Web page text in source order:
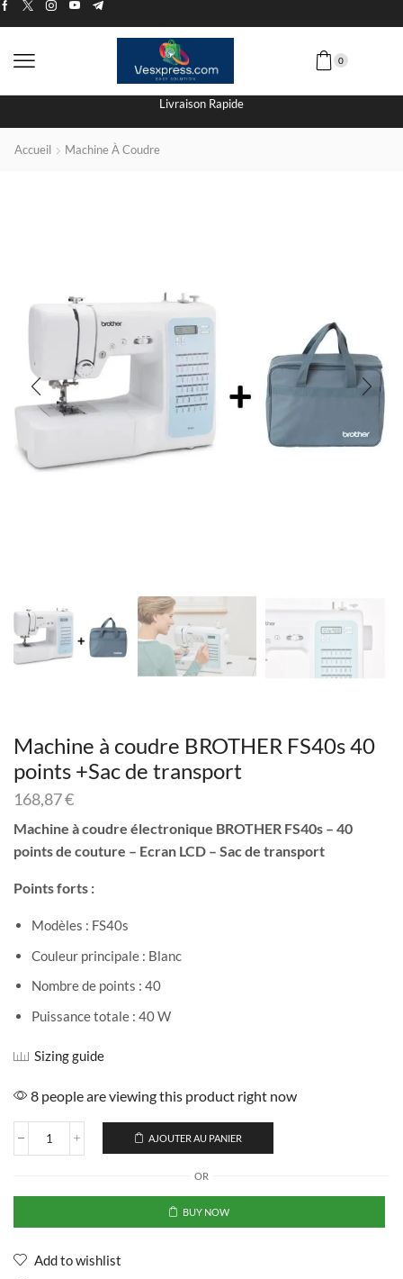
0
Livraison Rapide
Accueil Machine À Coudre
Machine à coudre BROTHER FS40s 40
points +Sac de transport
168,87€
Machine à coudre électronique BROTHER FS40s – 40
points de couture – Ecran LCD – Sac de transport
Points forts :
Modèles : FS40s
Couleur principale : Blanc
Nombre de points : 40
Puissance totale : 40 W
Sizing guide
8 people are viewing this product right now
AJOUTER AU PANIER
OR
BUY NOW
Add to wishlist